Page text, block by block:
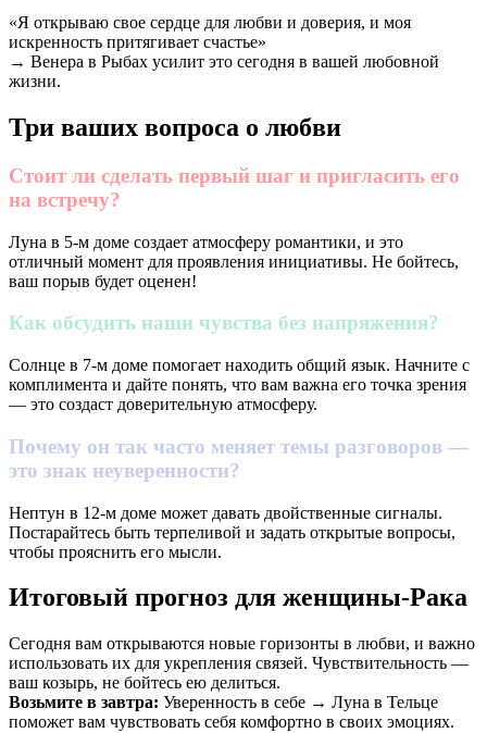
«Я открываю свое сердце для любви и доверия, и моя
искренность притягивает счастье»
→ Венера в Рыбах усилит это сегодня в вашей любовной
жизни.
Три ваших вопроса о любви
Стоит ли сделать первый шаг и пригласить его
на встречу?
Луна в 5-м доме создает атмосферу романтики, и это
отличный момент для проявления инициативы. Не бойтесь,
ваш порыв будет оценен!
Как обсудить наши чувства без напряжения?
Солнце в 7-м доме помогает находить общий язык. Начните с
комплимента и дайте понять, что вам важна его точка зрения
— это создаст доверительную атмосферу.
Почему он так часто меняет темы разговоров —
это знак неуверенности?
Нептун в 12-м доме может давать двойственные сигналы.
Постарайтесь быть терпеливой и задать открытые вопросы,
чтобы прояснить его мысли.
Итоговый прогноз для женщины-Рака
Сегодня вам открываются новые горизонты в любви, и важно
использовать их для укрепления связей. Чувствительность —
ваш козырь, не бойтесь ею делиться.
Возьмите в завтра: Уверенность в себе → Луна в Тельце
поможет вам чувствовать себя комфортно в своих эмоциях.